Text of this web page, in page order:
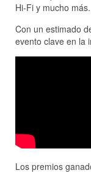
Hi-Fi y mucho más.
Con un estimado
evento clave en la
Los premios